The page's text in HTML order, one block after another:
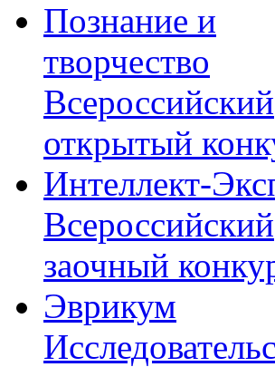
Познание и
творчество
Всероссийский
открытый
Интеллект-
Всероссийский
заочный
Эврикум